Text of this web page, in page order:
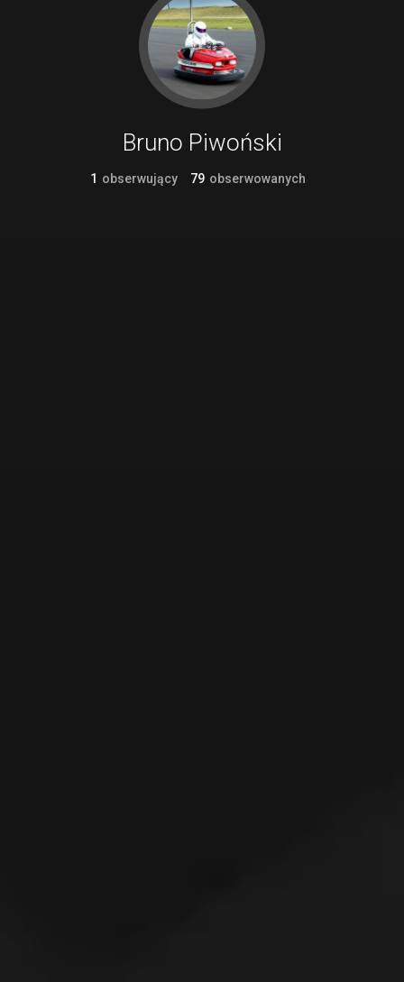
Bruno Piwoński
1 obserwujący 79 obserwowanych